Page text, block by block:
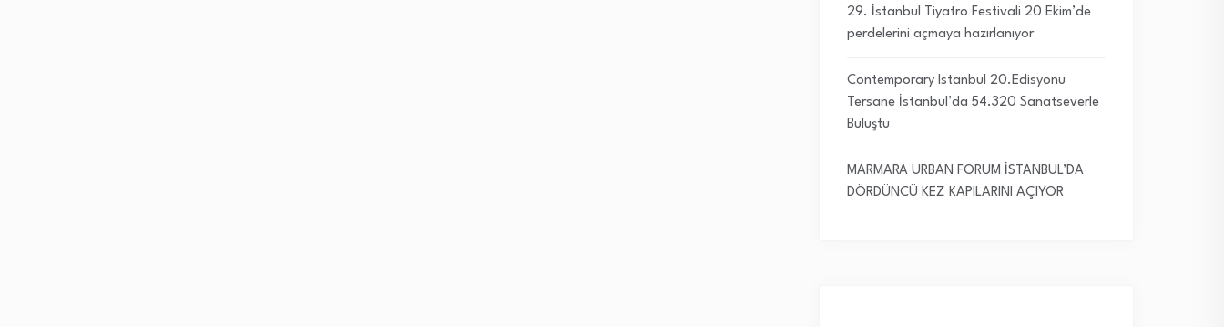
29. İstanbul Tiyatro Festivali 20 Ekim’de
perdelerini açmaya hazırlanıyor
Contemporary Istanbul 20.Edisyonu
Tersane İstanbul’da 54.320 Sanatseverle
Buluştu
MARMARA URBAN FORUM İSTANBUL’DA
DÖRDÜNCÜ KEZ KAPILARINI AÇIYOR